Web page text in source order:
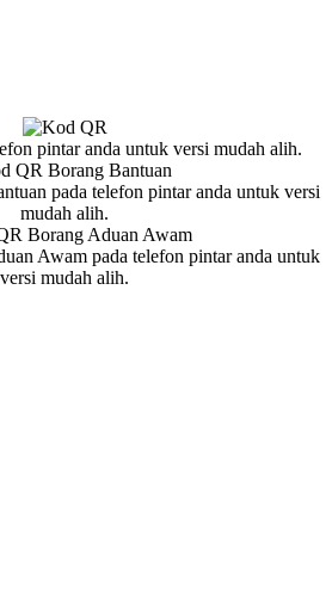
pintar anda untuk versi mudah alih.
pada telefon pintar anda untuk versi
mudah alih.
Awam pada telefon pintar anda untuk
versi mudah alih.